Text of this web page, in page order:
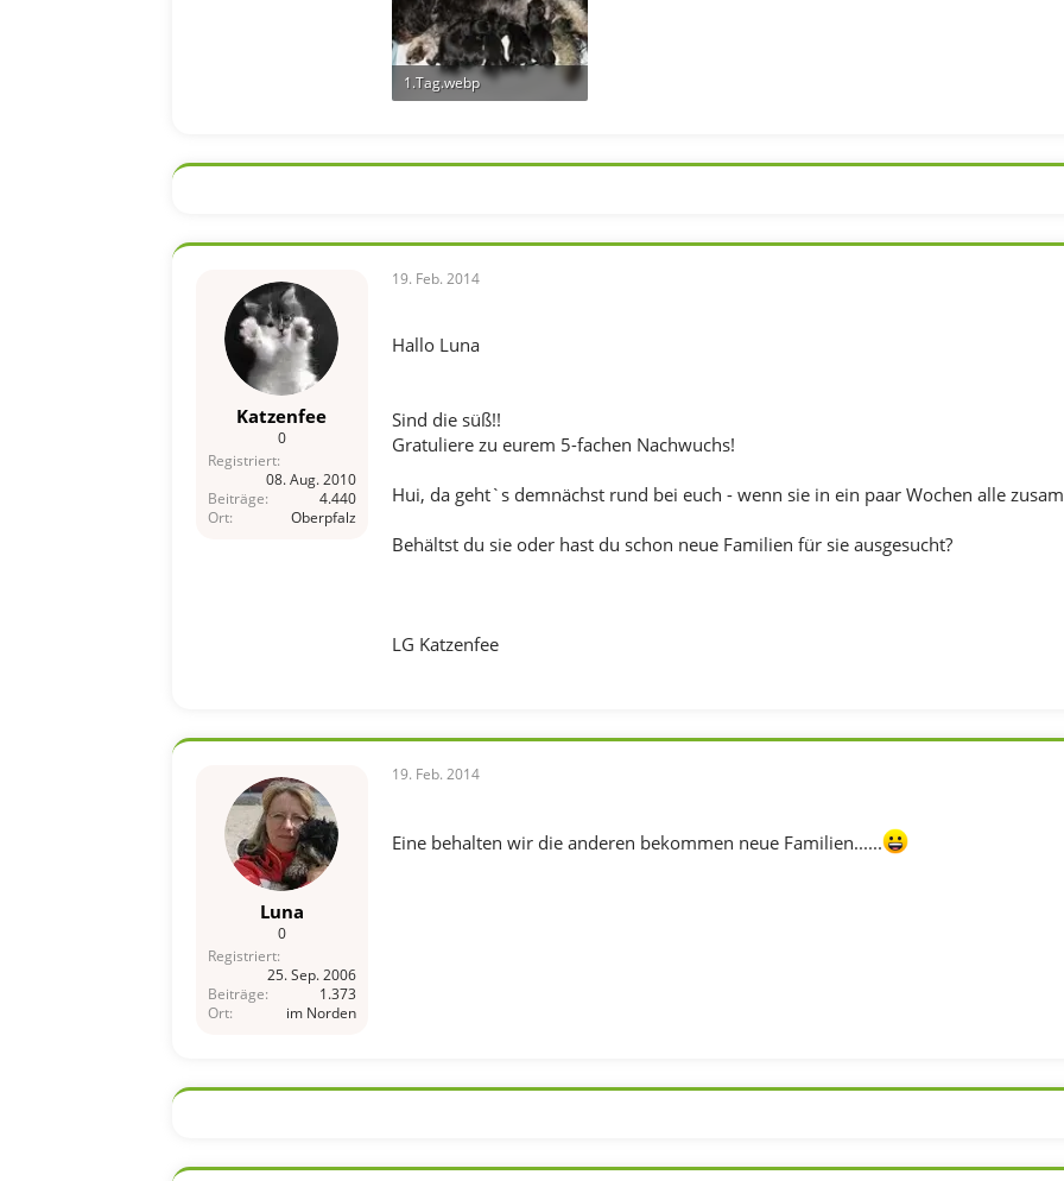
1.Tag.webp
Katzenfee
0
Registriert
08. Aug. 2010
Beiträge
4.440
Ort
Oberpfalz
19. Feb. 2014
Hallo Luna
Sind die süß!!
Gratuliere zu eurem 5-fachen Nachwuchs!
Hui, da geht`s demnächst rund bei euch - wenn sie in ein paar Wochen alle
Behältst du sie oder hast du schon neue Familien für sie ausgesucht?
LG Katzenfee
Luna
0
Registriert
25. Sep. 2006
Beiträge
1.373
Ort
im Norden
19. Feb. 2014
Eine behalten wir die anderen bekommen neue Familien......